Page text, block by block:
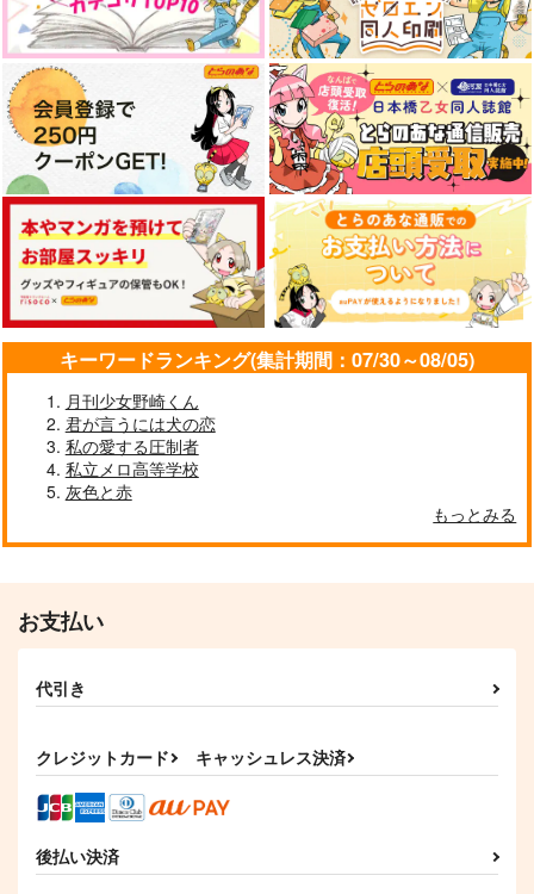
キーワードランキング(集計期間：07/30～08/05)
月刊少女野崎くん
君が言うには犬の恋
私の愛する圧制者
私立メロ高等学校
灰色と赤
もっとみる
お支払い
代引き
クレジットカード キャッシュレス決済
後払い決済